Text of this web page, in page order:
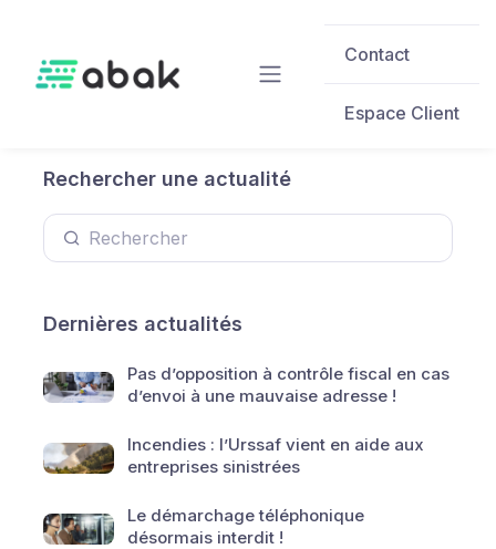
Contact
Espace Client
Rechercher une actualité
Dernières actualités
Pas d’opposition à contrôle fiscal en cas
d’envoi à une mauvaise adresse !
Incendies : l’Urssaf vient en aide aux
entreprises sinistrées
Le démarchage téléphonique
désormais interdit !